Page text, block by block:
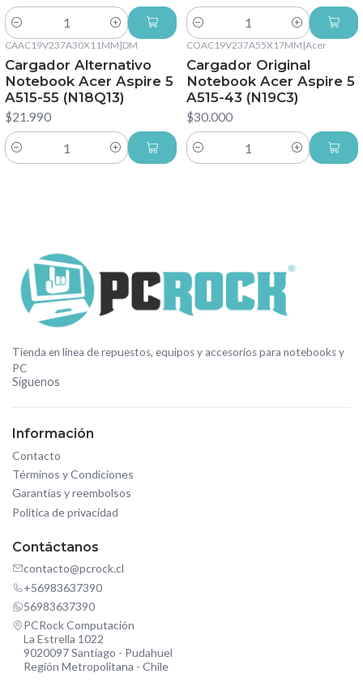
Cantidad Cantidad
CAAC19V237A30X11MM |DM
Cargador Alternativo
Notebook Acer Aspire 5
A515-55 (N18Q13)
$21.990
Cantidad
COAC19V237A55X17MM |Acer
Cargador Original
Notebook Acer Aspire 5
A515-43 (N19C3)
$30.000
Cantidad
Tienda en línea de repuestos, equipos y accesorios para notebooks y
PC
Síguenos
Información
Contacto
Términos y Condiciones
Garantías y reembolsos
Política de privacidad
Contáctanos
contacto@pcrock.cl
+56983637390
56983637390
PCRock Computación
La Estrella 1022
9020097 Santiago - Pudahuel
Región Metropolitana - Chile